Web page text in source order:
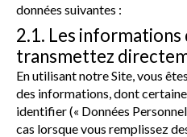
données suivantes :
2.1. Les informations
transmettez
En utilisant notre Site, vous
des informations, dont
identifier (« Données
cas lorsque vous remplissez